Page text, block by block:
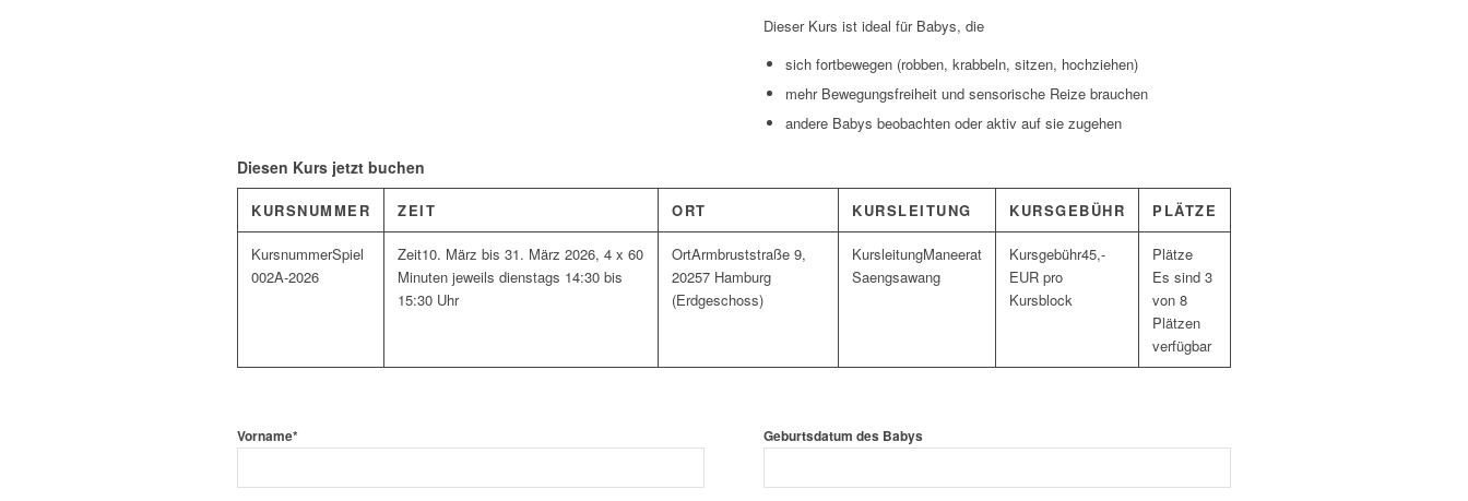
Dieser Kurs ist ideal für Babys, die
sich fortbewegen (robben, krabbeln, sitzen, hochziehen)
mehr Bewegungsfreiheit und sensorische Reize brauchen
andere Babys beobachten oder aktiv auf sie zugehen
Diesen Kurs jetzt buchen
KURSNUMMER ZEIT ORT KURSLEITUNG KURSGEBÜHR PLÄTZE
Spiel
002A-2026
10. März bis 31. März 2026, 4 x 60
Minuten jeweils dienstags 14:30 bis
15:30 Uhr
Armbruststraße 9,
20257 Hamburg
(Erdgeschoss)
Maneerat
Saengsawang
45,-
EUR pro
Kursblock
Es sind 3
von 8
Plätzen
verfügbar
Vorname* Geburtsdatum des Babys